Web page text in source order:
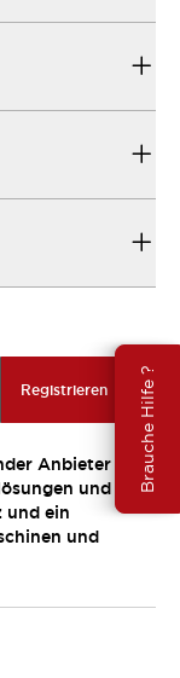
Brauche Hilfe ?
Registrieren
Anbieter
und
und ein
und